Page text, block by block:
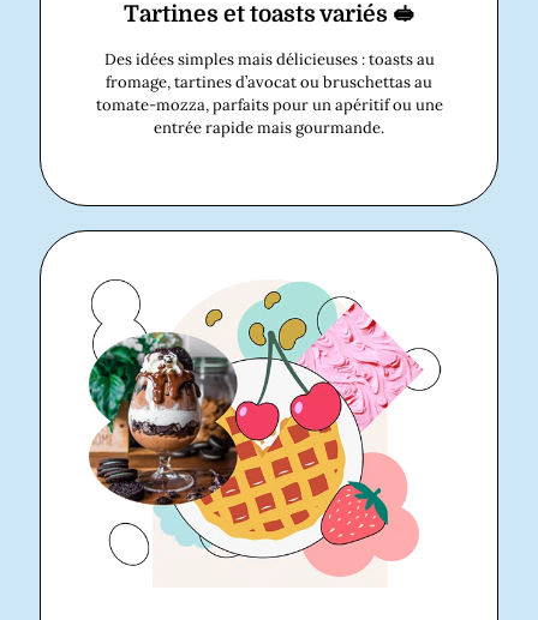
Tartines et toasts variés 🥪
Des idées simples mais délicieuses : toasts au
fromage, tartines d’avocat ou bruschettas au
tomate-mozza, parfaits pour un apéritif ou une
entrée rapide mais gourmande.